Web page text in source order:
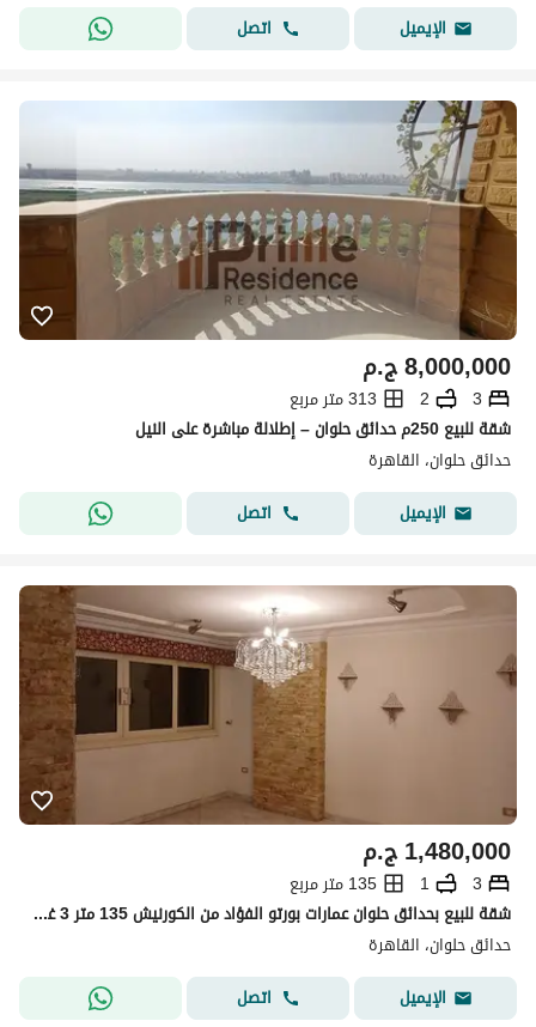
الإيميل اتصل
ج.م8,000,000
3
2
313 متر مربع
شقة للبيع 250م حدائق حلوان – إطلالة مباشرة على النيل
حدائق حلوان، القاهرة
الإيميل
اتصل
ج.م1,480,000
3
1
135 متر مربع
شقة للبيع بحدائق حلوان عمارات بورتو الفؤاد من الكورنيش 135 متر 3 غرف تم فتح غرفة ريسبشن دور 7 اسانسير برج مرخص تشطيب سوبر لوكس
حدائق حلوان، القاهرة
الإيميل
اتصل